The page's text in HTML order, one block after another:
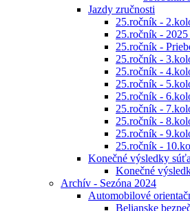
Jazdy zručnosti
25.ročník -
25.ročník -
25.ročník -
25.ročník -
25.ročník -
25.ročník -
25.ročník -
25.ročník -
25.ročník -
25.ročník -
25.ročník -
Konečné výsledky
Konečné
Archív - Sezóna 2024
Automobilové
Belianske